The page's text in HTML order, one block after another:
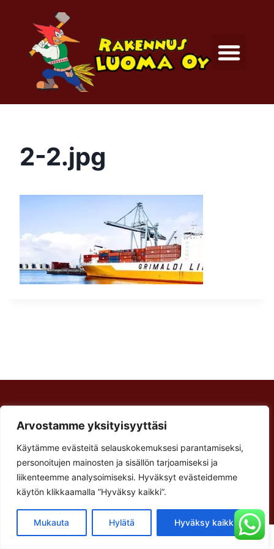
Arvostamme yksityisyyttäsi
Käytämme evästeitä selauskokemuksesi parantamiseksi,
personoitujen mainosten ja sisällön tarjoamiseksi ja
liikenteemme analysoimiseksi. Hyväksyt evästeidemme
käytön klikkaamalla ”Hyväksy kaikki”.
Mukauta Hylätä Hyväksy kaikki
2-2.jpg
Korventie 64
Paalijärvi
Käyntiosoite:
Verstastie 3
62900 Alajärvi